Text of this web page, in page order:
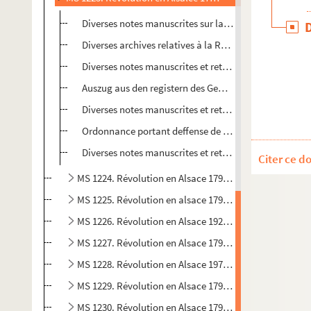
Diverses notes manuscrites sur la Révolution
Diverses archives relatives à la Révolution en Alsace
Diverses notes manuscrites et retranscription
Auszug aus den registern des Gemeine-Raths der
Diverses notes manuscrites et retranscription
Ordonnance portant deffense de tolerer aucun
Diverses notes manuscrites et retranscription
MS 1224. Révolution en Alsace 1792 (2)
MS 1225. Révolution en alsace 1792 (3)
MS 1226. Révolution en Alsace 192 (4)
MS 1227. Révolution en Alsace 1793 (1)
MS 1228. Révolution en Alsace 19793 (2)
MS 1229. Révolution en Alsace 1793 (3)
MS 1230. Révolution en Alsace 1794 (1)
Citer ce